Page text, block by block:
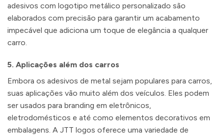
adesivos com logotipo metálico personalizado são
elaborados com precisão para garantir um acabamento
impecável que adiciona um toque de elegância a qualquer
carro.
5. Aplicações além dos carros
Embora os adesivos de metal sejam populares para carros,
suas aplicações vão muito além dos veículos. Eles podem
ser usados ​​para branding em eletrônicos,
eletrodomésticos e até como elementos decorativos em
embalagens. A JTT logos oferece uma variedade de